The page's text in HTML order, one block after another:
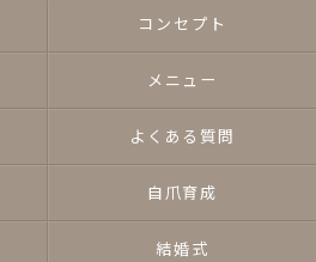
コンセプト
メニュー
よくある質問
自爪育成
結婚式